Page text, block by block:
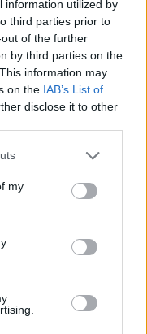
information utilized by
third parties prior to
of the further
by third parties on the
information may
on the IAB’s List of
disclose it to other
one or more Google
You may click to
third-party tags to
in below Google
my